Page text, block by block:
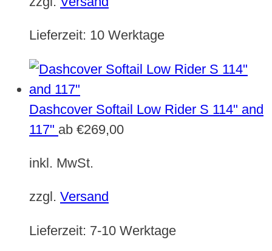
Lieferzeit: 10 Werktage
Dashcover Softail Low Rider S 114" and
117" ab €269,00
inkl. MwSt.
zzgl. Versand
Lieferzeit: 7-10 Werktage